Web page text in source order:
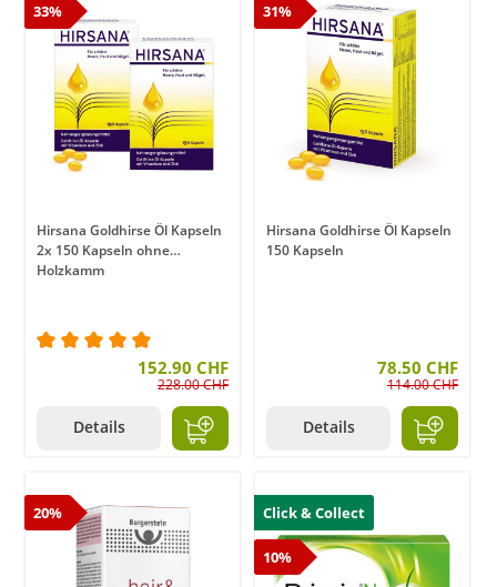
33%
Hirsana Goldhirse Öl Kapseln
2x 150 Kapseln ohne
Holzkamm
Durchschnittliche Bewertung von 4.9 von 5
152.90 CHF
228.00 CHF
Details
31%
Hirsana Goldhirse Öl Kapseln
150 Kapseln
78.50 CHF
114.00 CHF
Details
20% Click & Collect
10%